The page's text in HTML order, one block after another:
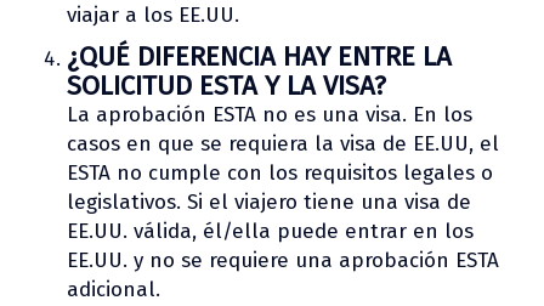
viajar a los EE.UU.
¿QUÉ DIFERENCIA HAY ENTRE LA
SOLICITUD ESTA Y LA VISA?
La aprobación ESTA no es una visa. En los
casos en que se requiera la visa de EE.UU, el
ESTA no cumple con los requisitos legales o
legislativos. Si el viajero tiene una visa de
EE.UU. válida, él/ella puede entrar en los
EE.UU. y no se requiere una aprobación ESTA
adicional.